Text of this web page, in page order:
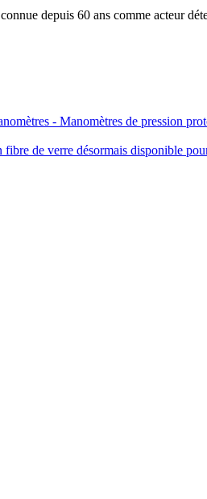
depuis 60 ans comme acteur
- Manomètres de pression
de verre désormais disponible